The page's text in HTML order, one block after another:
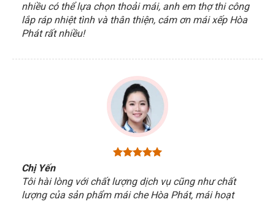
nhiều có thể lựa chọn thoải mái, anh em thợ thi công
lắp ráp nhiệt tình và thân thiện, cám ơn mái xếp Hòa
Phát rất nhiều!
Chị Yến
Tôi hài lòng với chất lượng dịch vụ cũng như chất
lượng của sản phẩm mái che Hòa Phát, mái hoạt